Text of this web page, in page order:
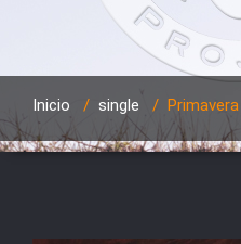
Inicio / single / Primavera